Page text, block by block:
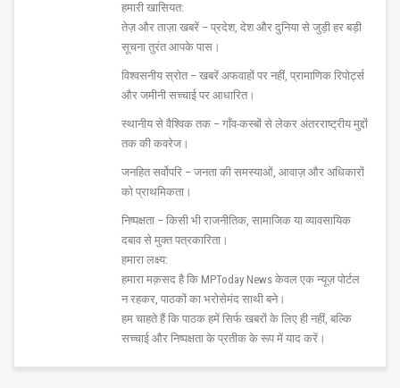
हमारी खासियत:
तेज़ और ताज़ा खबरें – प्रदेश, देश और दुनिया से जुड़ी हर बड़ी
सूचना तुरंत आपके पास।
विश्वसनीय स्रोत – खबरें अफवाहों पर नहीं, प्रामाणिक रिपोर्ट्स
और जमीनी सच्चाई पर आधारित।
स्थानीय से वैश्विक तक – गाँव-कस्बों से लेकर अंतरराष्ट्रीय मुद्दों
तक की कवरेज।
जनहित सर्वोपरि – जनता की समस्याओं, आवाज़ और अधिकारों
को प्राथमिकता।
निष्पक्षता – किसी भी राजनीतिक, सामाजिक या व्यावसायिक
दबाव से मुक्त पत्रकारिता।
हमारा लक्ष्य:
हमारा मक़सद है कि MPToday News केवल एक न्यूज़ पोर्टल
न रहकर, पाठकों का भरोसेमंद साथी बने।
हम चाहते हैं कि पाठक हमें सिर्फ खबरों के लिए ही नहीं, बल्कि
सच्चाई और निष्पक्षता के प्रतीक के रूप में याद करें।